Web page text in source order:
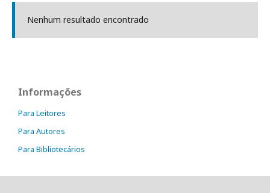
Nenhum resultado encontrado
Informações
Para Leitores
Para Autores
Para Bibliotecários